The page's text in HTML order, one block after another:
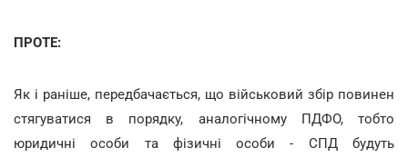
ПРОТЕ:
Як і раніше, передбачається, що військовий збір повинен
стягуватися в порядку, аналогічному ПДФО, тобто
юридичні особи та фізичні особи - СПД будуть